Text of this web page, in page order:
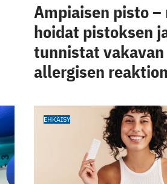
Ampiaisen pisto –
hoidat pistoksen
tunnistat vakavan
allergisen reaktion
EHKÄISY